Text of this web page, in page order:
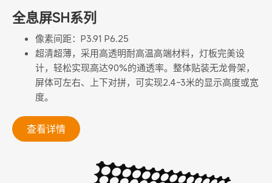
全息屏SH系列
像素间距：P3.91 P6.25
超清超薄，采用高透明耐高温高端材料，灯板完美设
计，轻松实现高达90%的通透率。整体贴装无龙骨架，
屏体可左右、上下对拼，可实现2.4-3米的显示高度或宽
度。
查看详情